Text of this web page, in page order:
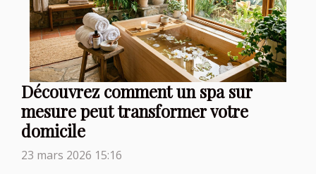
Découvrez comment un spa sur
mesure peut transformer votre
domicile
23 mars 2026 15:16